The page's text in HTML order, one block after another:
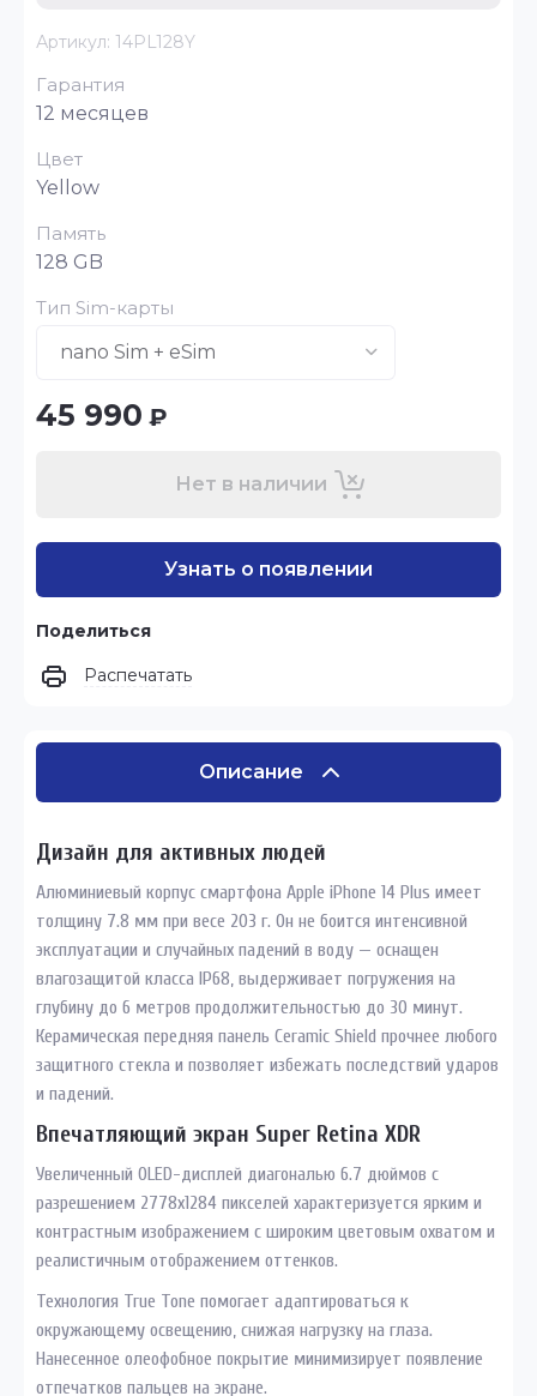
Артикул: 14PL128Y
Гарантия
12 месяцев
Цвет
Yellow
Память
128 GB
Тип Sim-карты
45 990 ₽
Нет в наличии
Узнать о появлении
Поделиться
Распечатать
Описание
Дизайн для активных людей
Алюминиевый корпус смартфона Apple iPhone 14 Plus имеет
толщину 7.8 мм при весе 203 г. Он не боится интенсивной
эксплуатации и случайных падений в воду — оснащен
влагозащитой класса IP68, выдерживает погружения на
глубину до 6 метров продолжительностью до 30 минут.
Керамическая передняя панель Ceramic Shield прочнее любого
защитного стекла и позволяет избежать последствий ударов
и падений.
Впечатляющий экран Super Retina XDR
Увеличенный OLED-дисплей диагональю 6.7 дюймов с
разрешением 2778х1284 пикселей характеризуется ярким и
контрастным изображением с широким цветовым охватом и
реалистичным отображением оттенков.
Технология True Tone помогает адаптироваться к
окружающему освещению, снижая нагрузку на глаза.
Нанесенное олеофобное покрытие минимизирует появление
отпечатков пальцев на экране.